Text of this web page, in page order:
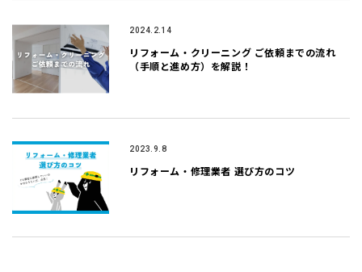
2024.2.14
リフォーム・クリーニング ご依頼までの流れ
（手順と進め方）を解説！
2023.9.8
リフォーム・修理業者 選び方のコツ